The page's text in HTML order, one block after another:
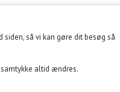
så vi kan gøre dit besøg så
altid ændres.
NYHEDSBREV